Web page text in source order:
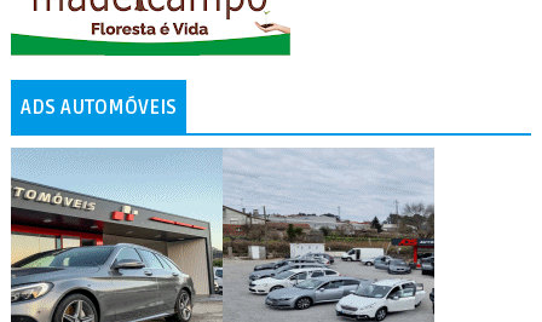
ADS AUTOMÓVEIS